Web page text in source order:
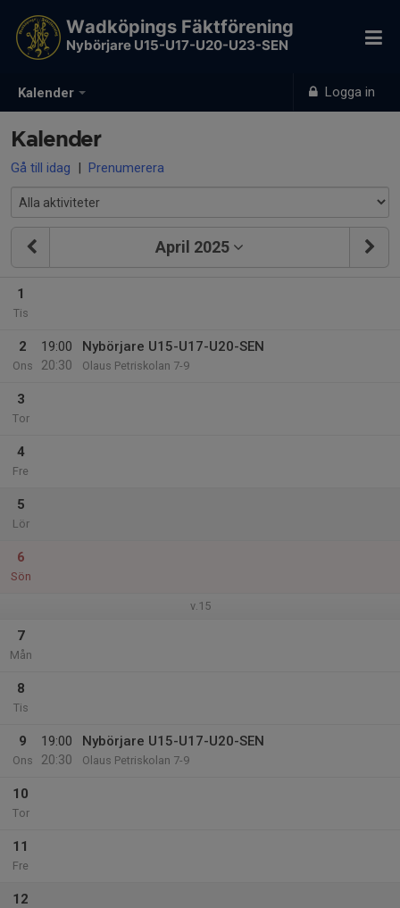
Kalender Logga in
Wadköpings Fäktförening
Nybörjare U15-U17-U20-U23-SEN
Kalender
Gå till idag | Prenumerera
April 2025
1
Tis
2
Ons
19:00
20:30
Nybörjare U15-U17-U20-SEN
Olaus Petriskolan 7-9
3
Tor
4
Fre
5
Lör
6
Sön
v.15
7
Mån
8
Tis
9
Ons
19:00
20:30
Nybörjare U15-U17-U20-SEN
Olaus Petriskolan 7-9
10
Tor
11
Fre
12